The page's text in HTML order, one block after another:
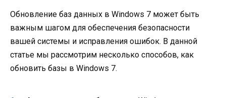
Обновление баз данных в Windows 7 может быть
важным шагом для обеспечения безопасности
вашей системы и исправления ошибок. В данной
статье мы рассмотрим несколько способов, как
обновить базы в Windows 7.